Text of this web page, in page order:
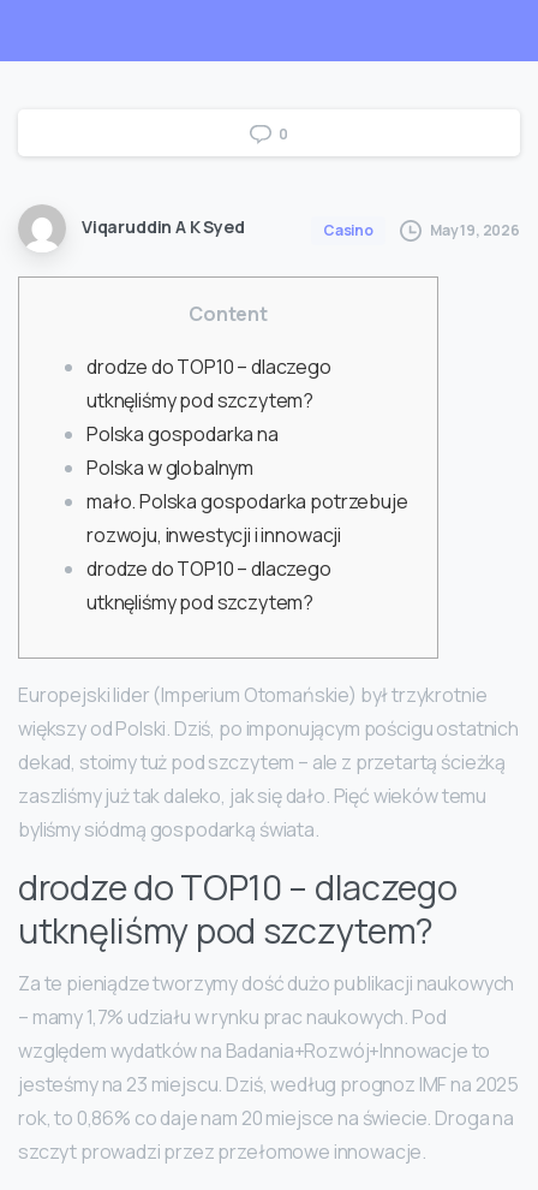
0
Viqaruddin A K Syed Casino May 19, 2026
Content
drodze do TOP10 – dlaczego
utknęliśmy pod szczytem?
Polska gospodarka na
Polska w globalnym
mało. Polska gospodarka potrzebuje
rozwoju, inwestycji i innowacji
drodze do TOP10 – dlaczego
utknęliśmy pod szczytem?
Europejski lider (Imperium Otomańskie) był trzykrotnie
większy od Polski. Dziś, po imponującym pościgu ostatnich
dekad, stoimy tuż pod szczytem – ale z przetartą ścieżką
zaszliśmy już tak daleko, jak się dało. Pięć wieków temu
byliśmy siódmą gospodarką świata.
drodze do TOP10 – dlaczego
utknęliśmy pod szczytem?
Za te pieniądze tworzymy dość dużo publikacji naukowych
– mamy 1,7% udziału w rynku prac naukowych. Pod
względem wydatków na Badania+Rozwój+Innowacje to
jesteśmy na 23 miejscu. Dziś, według prognoz IMF na 2025
rok, to 0,86% co daje nam 20 miejsce na świecie. Droga na
szczyt prowadzi przez przełomowe innowacje.